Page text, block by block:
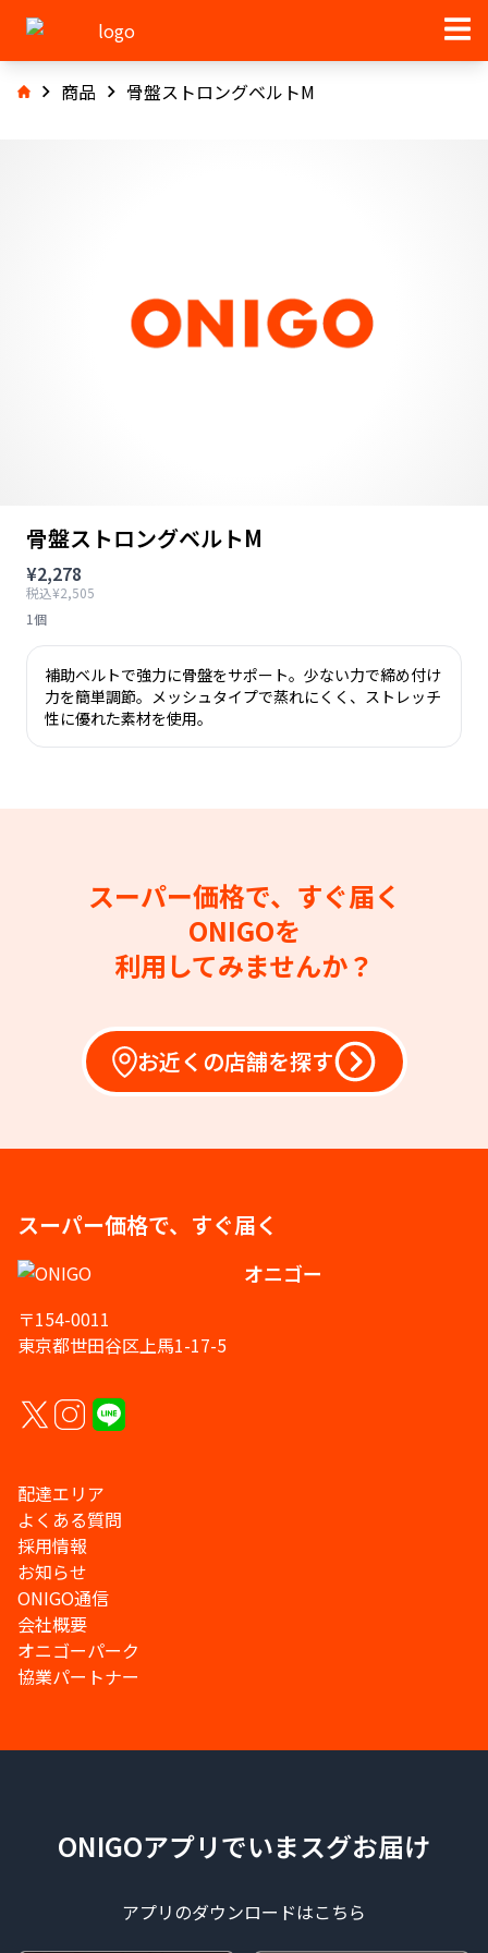
商品 骨盤ストロングベルトM
骨盤ストロングベルトM
¥2,278
税込¥2,505
1個
補助ベルトで強力に骨盤をサポート。少ない力で締め付け
力を簡単調節。メッシュタイプで蒸れにくく、ストレッチ
性に優れた素材を使用。
スーパー価格で、すぐ届く
ONIGOを
利用してみませんか？
お近くの店舗を探す
スーパー価格で、すぐ届く
オニゴー
〒154-0011
東京都世田谷区上馬1-17-5
配達エリア
よくある質問
採用情報
お知らせ
ONIGO通信
会社概要
オニゴーパーク
協業パートナー
ONIGOアプリでいまスグお届け
アプリのダウンロードはこちら